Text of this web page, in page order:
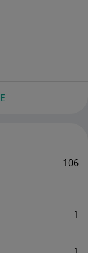
106
1